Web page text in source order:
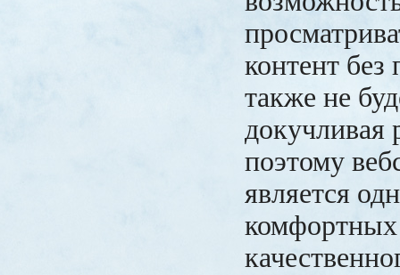
контент
также не
докучливая
поэтому
является